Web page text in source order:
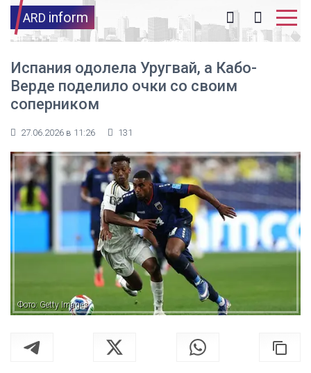
ARD inform
Испания одолела Уругвай, а Кабо-
Верде поделило очки со своим
соперником
27.06.2026 в 11:26 131
Фото: Getty Images